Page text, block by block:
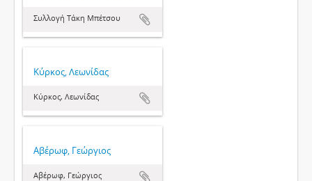
Συλλογή Τάκη Μπέτσου
Κύρκος, Λεωνίδας
Κύρκος, Λεωνίδας
Αβέρωφ, Γεώργιος
Αβέρωφ, Γεώργιος